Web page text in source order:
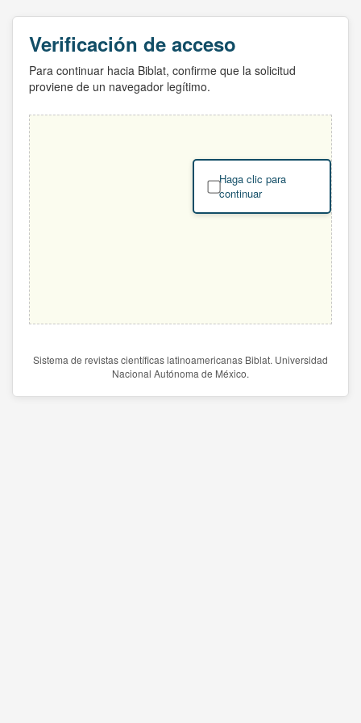
Verificación de acceso
Para continuar hacia Biblat, confirme que la solicitud
proviene de un navegador legítimo.
Haga clic para
continuar
Sistema de revistas científicas latinoamericanas Biblat. Universidad
Nacional Autónoma de México.